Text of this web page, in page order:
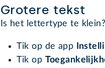
Grotere tekst
Is het lettertype te
Tik op de app
Tik op